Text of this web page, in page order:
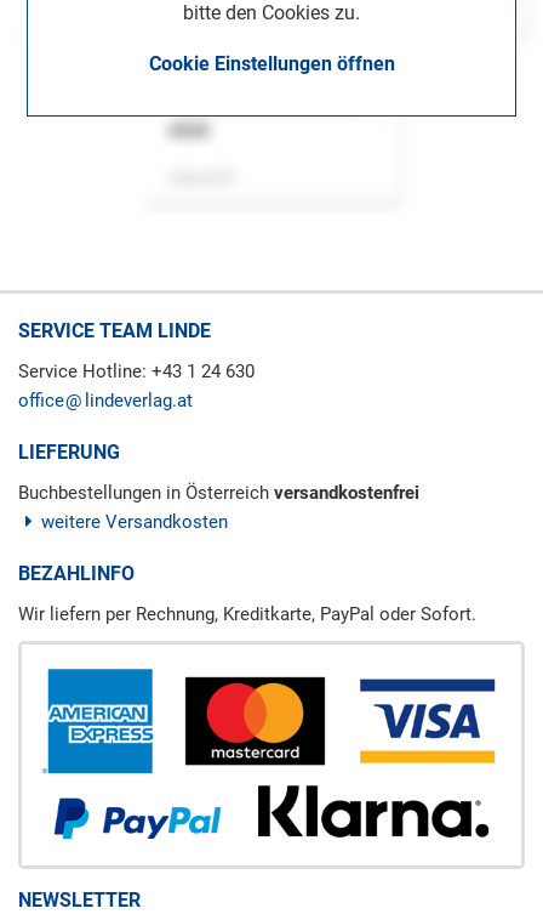
bitte den Cookies zu.
Cookie Einstellungen öffnen
ASok
SERVICE TEAM LINDE
Service Hotline: +43 1 24 630
office
lindeverlag.at
LIEFERUNG
Buchbestellungen in Österreich versandkostenfrei
weitere Versandkosten
BEZAHLINFO
Wir liefern per Rechnung, Kreditkarte, PayPal oder Sofort.
NEWSLETTER